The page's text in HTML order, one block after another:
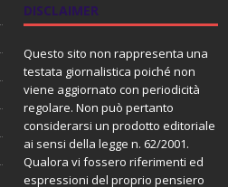
DISCLAIMER
Questo sito non rappresenta una
testata giornalistica poiché non
viene aggiornato con periodicità
regolare. Non può pertanto
considerarsi un prodotto editoriale
ai sensi della legge n. 62/2001.
Qualora vi fossero riferimenti ed
espressioni del proprio pensiero